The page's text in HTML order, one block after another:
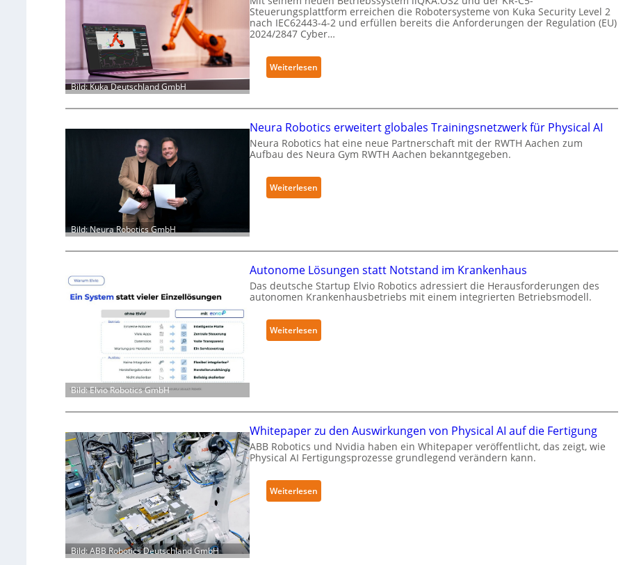
Bild: Kuka Deutschland GmbH
Steuerungsplattform erreichen die Robotersysteme von Kuka Security Level 2
nach IEC62443-4-2 und erfüllen bereits die Anforderungen der Regulation (EU)
2024/2847 Cyber…
Weiterlesen:
K
k
a
e
r
l
u
r
i
y
-
-
2
-
e
r
Bild: Neura Robotics GmbH
Neura Robotics erweitert globales Trainingsnetzwerk für Physical AI
Neura Robotics hat eine neue Partnerschaft mit der RWTH Aachen zum
Aufbau des Neura Gym RWTH Aachen bekanntgegeben.
Weiterlesen:
N
R
o
b
o
t
e
i
t
e
r
Bild: Elvio Robotics GmbH
Autonome Lösungen statt Notstand im Krankenhaus
Das deutsche Startup Elvio Robotics adressiert die Herausforderungen des
autonomen Krankenhausbetriebs mit einem integrierten Betriebsmodell.
Weiterlesen:
A
m
e
L
s
u
Bild: ABB Robotics Deutschland GmbH
Whitepaper zu den Auswirkungen von Physical AI auf die Fertigung
ABB Robotics und Nvidia haben ein Whitepaper veröffentlicht, das zeigt, wie
Physical AI Fertigungsprozesse grundlegend verändern kann.
Weiterlesen:
W